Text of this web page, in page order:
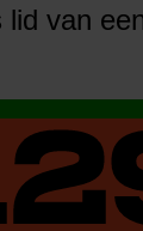
lid van